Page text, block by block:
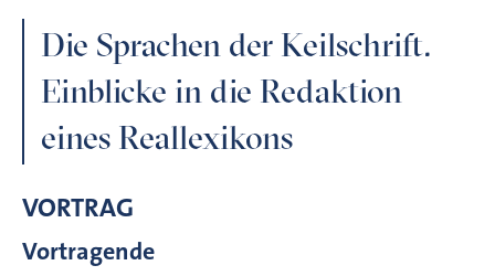
Die Sprachen der Keilschrift.
Einblicke in die Redaktion
eines Reallexikons
VORTRAG
Vortragende